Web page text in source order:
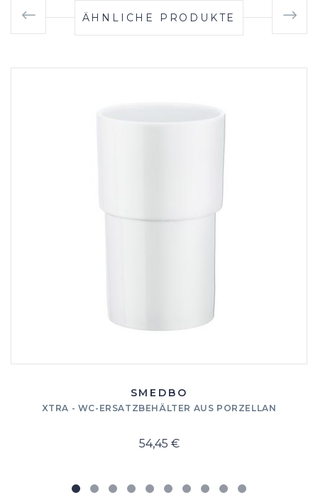
ÄHNLICHE PRODUKTE
SMEDBO
XTRA - WC-ERSATZBEHÄLTER AUS PORZELLAN
54,45 €